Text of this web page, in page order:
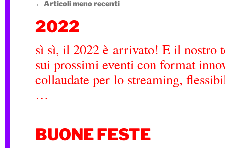
← Articoli meno recenti
2022
sì sì, il 2022 è arrivato! E il nostro
sui prossimi eventi con format
collaudate per lo streaming,
…
BUONE FESTE